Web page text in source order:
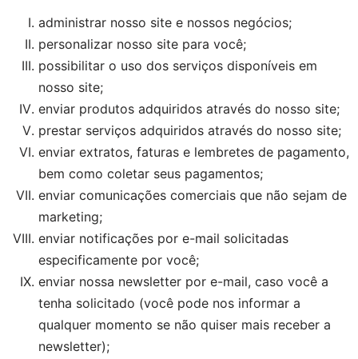
administrar nosso site e nossos negócios;
personalizar nosso site para você;
possibilitar o uso dos serviços disponíveis em
nosso site;
enviar produtos adquiridos através do nosso site;
prestar serviços adquiridos através do nosso site;
enviar extratos, faturas e lembretes de pagamento,
bem como coletar seus pagamentos;
enviar comunicações comerciais que não sejam de
marketing;
enviar notificações por e-mail solicitadas
especificamente por você;
enviar nossa newsletter por e-mail, caso você a
tenha solicitado (você pode nos informar a
qualquer momento se não quiser mais receber a
newsletter);